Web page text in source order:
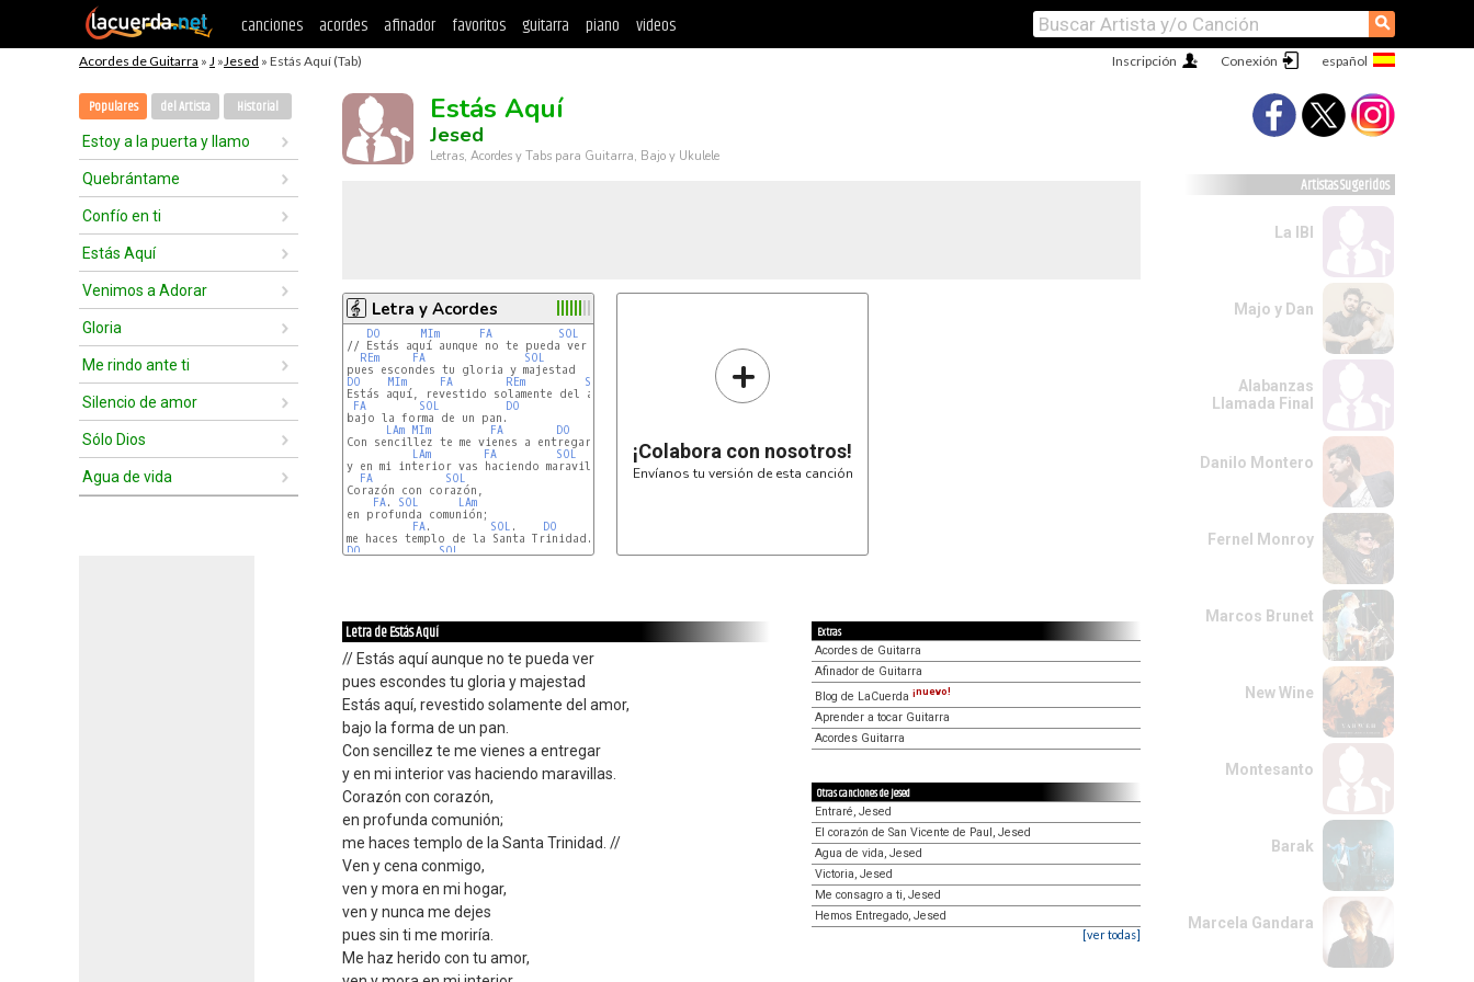
canciones acordes afinador favoritos guitarra piano videos ⚲
Acordes de Guitarra » J »Jesed » Estás Aquí (Tab) Conexión
Inscripción
Populares del Artista Historial
Estoy a la puerta y llamo
Quebrántame
Confío en ti
Estás Aquí
Venimos a Adorar
Gloria
Me rindo ante ti
Silencio de amor
Sólo Dios
Agua de vida
Estás Aquí
Jesed
Letras, Acordes y Tabs para Guitarra, Bajo y Ukulele
Letra y Acordes
DO MIm FA
SOL
// Estás aquí aunque no te pueda ver
REm
FA
SOL
DO
MIm FA REm
SOL
Estás aquí, revestido solamente del amor,
FA
SOL
DO
bajo la forma de un pan.
LAm MIm FA
DO
Con sencillez te me vienes a entregar
LAm
FA
SOL
y en mi interior vas haciendo maravillas.
FA
SOL
Corazón con corazón,
FA. SOL
LAm
en profunda comunión;
FA. SOL . DO
DO . SOL
+
¡Colabora con nosotros!
Envíanos tu versión de esta canción
Letra de Estás Aquí
// Estás aquí aunque no te pueda ver
pues escondes tu gloria y majestad
Estás aquí, revestido solamente del amor,
bajo la forma de un pan.
Con sencillez te me vienes a entregar
y en mi interior vas haciendo maravillas.
Corazón con corazón,
en profunda comunión;
me haces templo de la Santa Trinidad. //
Ven y cena conmigo,
ven y mora en mi hogar,
ven y nunca me dejes
pues sin ti me moriría.
Me haz herido con tu amor,
Extras
Acordes de Guitarra
Afinador de Guitarra
Blog de LaCuerda ¡nuevo!
Aprender a tocar Guitarra
Acordes Guitarra
Otras canciones de Jesed
Entraré, Jesed
El corazón de San Vicente de Paul, Jesed
Agua de vida, Jesed
Victoria, Jesed
Me consagro a ti, Jesed
Hemos Entregado, Jesed
[ver todas]
Artistas Sugeridos
La IBI
Majo y Dan
Alabanzas
Llamada Final
Danilo Montero
Fernel Monroy
Marcos Brunet
New Wine
Montesanto
Barak
Marcela Gandara